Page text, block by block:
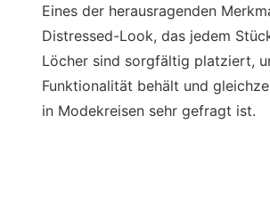
Eines der herausragenden
Distressed-Look, das jedem
Löcher sind sorgfältig platziert,
Funktionalität behält und
in Modekreisen sehr gefragt ist.